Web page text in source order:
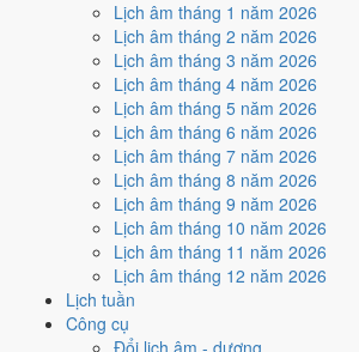
Lịch âm tháng 1 năm 2026
Lịch âm tháng 2 năm 2026
Lịch âm tháng 3 năm 2026
Lịch âm tháng 4 năm 2026
Lịch âm tháng 5 năm 2026
Lịch âm tháng 6 năm 2026
Lịch âm tháng 7 năm 2026
Lịch âm tháng 8 năm 2026
Lịch âm tháng 9 năm 2026
Lịch âm tháng 10 năm 2026
Lịch âm tháng 11 năm 2026
Lịch âm tháng 12 năm 2026
Lịch tuần
Công cụ
Đổi lịch âm - dương
Động thổ - khởi công hôm nay ởmức tốt
, nhưng Ngày Hắc Đạo kéo giảm
Cách tính ngày tốt
Nhập trạch - vào nhà mới
Trung bình
Nhập trạch - vào nhà mới hôm nay ở
Ngày Hắc Đạogây bất lợi.
Cách tính ngày tốt
Mua xe - tậu xe
Tốt
Mua xe - tậu xe hôm nay ởmức tốt (6/10)
nhưng Ngày Hắc Đạo kéo giảm điểm.
Cách tính ngày tốt